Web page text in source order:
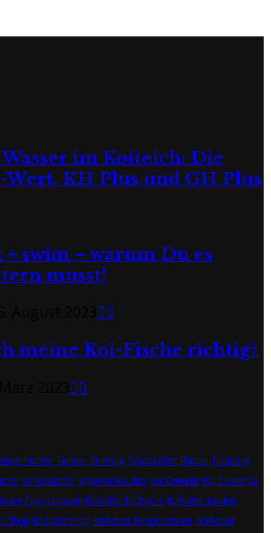
im Koiteich: Die
KH Plus und GH Plus
swim – warum Du es
musst!
0
meine Koi-Fische richtig?
0
Farmer Farming Filterstarter Fischöl Frühling
Inhaltsstoffe japankoi kaufen Koi Concept Koi Elements
Enzyklopädie Koifutter Frühjahr Koifutter kaufen
Shop Koifuttershop Koifutter Temperaturen Koifutter